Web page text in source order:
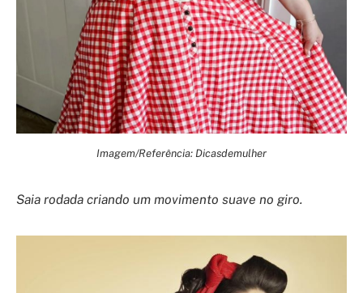
Imagem/Referência: Dicasdemulher
Saia rodada criando um movimento suave no giro.